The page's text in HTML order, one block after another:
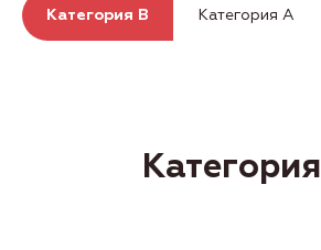
Категория B Категория А